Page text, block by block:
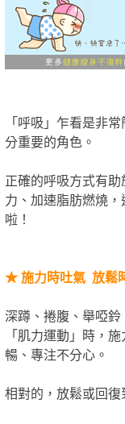
「呼吸」乍看是非
分重要的角色。
正確的呼吸方式有
力、加速脂肪燃燒
啦！
★施力時吐氣 放鬆
深蹲、捲腹、舉啞
「肌力運動」時，
暢、專注不分心。
相對的，放鬆或回